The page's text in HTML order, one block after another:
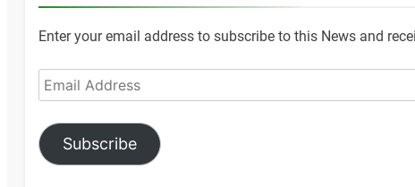
Enter your email address to subscribe to this News and
Email
Address
Subscribe